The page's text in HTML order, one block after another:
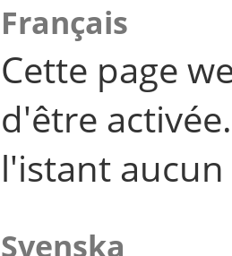
Français
Cette page
d'être
l'istant
Svenska